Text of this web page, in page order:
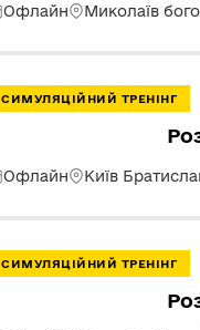
Офлайн Миколаїв
СИМУЛЯЦІЙНИЙ ТРЕНІНГ
Офлайн Київ
СИМУЛЯЦІЙНИЙ ТРЕНІНГ